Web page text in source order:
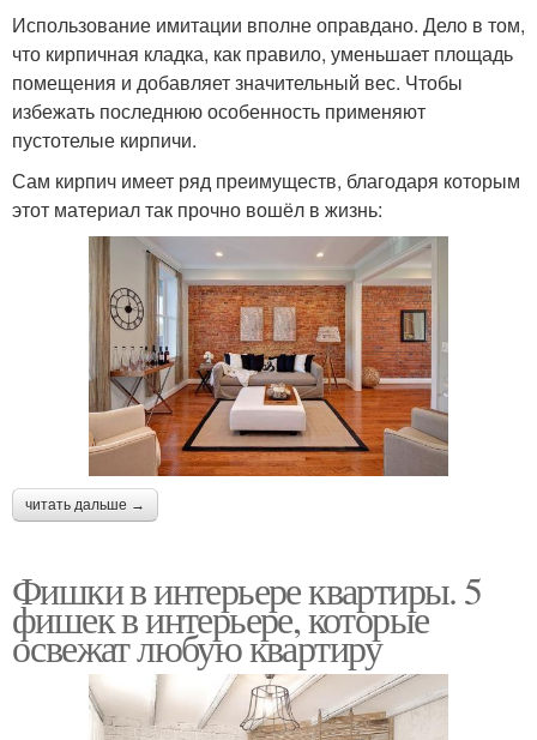
Использование имитации вполне оправдано. Дело в том,
что кирпичная кладка, как правило, уменьшает площадь
помещения и добавляет значительный вес. Чтобы
избежать последнюю особенность применяют
пустотелые кирпичи.
Сам кирпич имеет ряд преимуществ, благодаря которым
этот материал так прочно вошёл в жизнь:
читать дальше →
Фишки в интерьере квартиры. 5
фишек в интерьере, которые
освежат любую квартиру